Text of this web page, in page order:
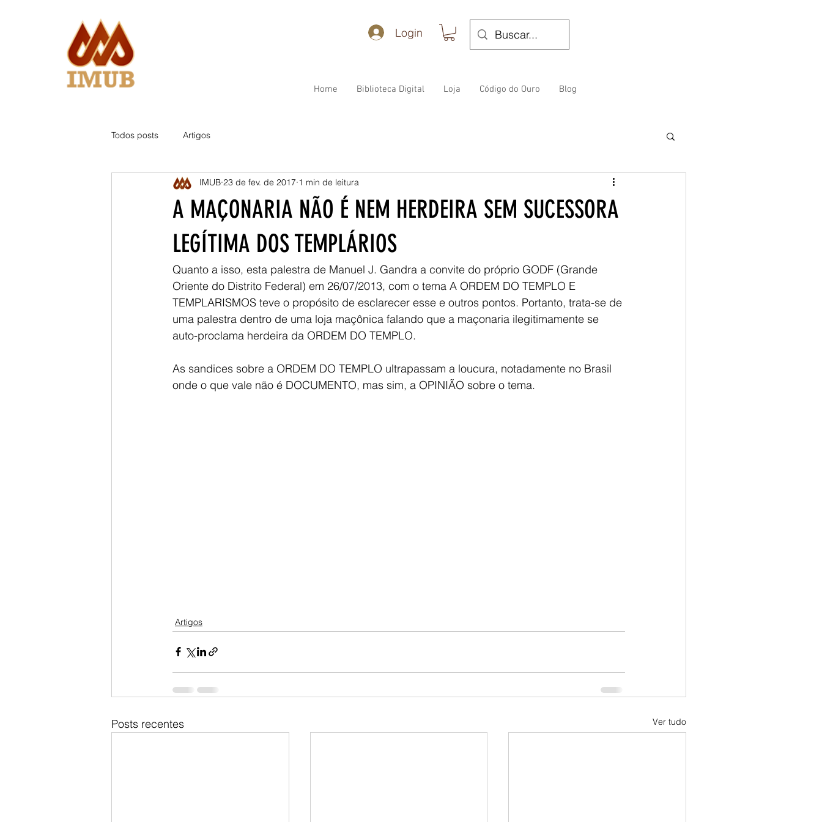
Login
Home Biblioteca Digital Loja Código do Ouro Blog
Todos posts Artigos
A MAÇONARIA NÃO É NEM HERDEIRA SEM SUCESSORA
LEGÍTIMA DOS TEMPLÁRIOS
IMUB 23 de fev. de 2017 1 min de leitura
Quanto a isso, esta palestra de Manuel J. Gandra a convite do próprio GODF (Grande
Oriente do Distrito Federal) em 26/07/2013, com o tema A ORDEM DO TEMPLO E
TEMPLARISMOS teve o propósito de esclarecer esse e outros pontos. Portanto, trata-se de
uma palestra dentro de uma loja maçônica falando que a maçonaria ilegitimamente se
auto-proclama herdeira da ORDEM DO TEMPLO.
As sandices sobre a ORDEM DO TEMPLO ultrapassam a loucura, notadamente no Brasil
onde o que vale não é DOCUMENTO, mas sim, a OPINIÃO sobre o tema.
Artigos
Posts recentes Ver tudo